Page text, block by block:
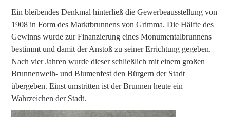
Ein bleibendes Denkmal hinterließ die Gewerbeausstellung von
1908 in Form des Marktbrunnens von Grimma. Die Hälfte des
Gewinns wurde zur Finanzierung eines Monumentalbrunnens
bestimmt und damit der Anstoß zu seiner Errichtung gegeben.
Nach vier Jahren wurde dieser schließlich mit einem großen
Brunnenweih- und Blumenfest den Bürgern der Stadt
übergeben. Einst umstritten ist der Brunnen heute ein
Wahrzeichen der Stadt.